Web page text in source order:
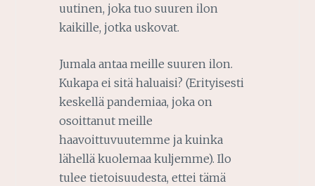
uutinen, joka tuo suuren ilon
kaikille, jotka uskovat.
Jumala antaa meille suuren ilon.
Kukapa ei sitä haluaisi? (Erityisesti
keskellä pandemiaa, joka on
osoittanut meille
haavoittuvuutemme ja kuinka
lähellä kuolemaa kuljemme). Ilo
tulee tietoisuudesta, ettei tämä